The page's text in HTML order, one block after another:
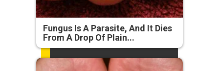
Fungus Is A Parasite, And It Dies
From A Drop Of Plain...